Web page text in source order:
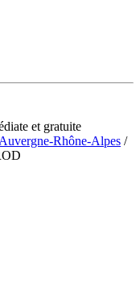
et gratuite
Auvergne-Rhône-Alpes /